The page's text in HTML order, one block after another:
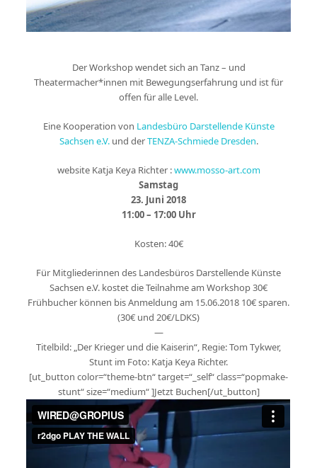
Der Workshop wendet sich an Tanz – und
Theatermacher*innen mit Bewegungserfahrung und ist für
offen für alle Level.
Eine Kooperation von Landesbüro Darstellende Künste
Sachsen e.V.und derTENZA-Schmiede Dresden.
website Katja Keya Richter :www.mosso-art.com
Samstag
23. Juni 2018
11:00 – 17:00 Uhr
Kosten: 40€
Für Mitgliederinnen des Landesbüros Darstellende Künste
Sachsen e.V. kostet die Teilnahme am Workshop 30€
Frühbucher können bis Anmeldung am 15.06.2018 10€ sparen.
(30€ und 20€/LDKS)
—
Titelbild: „Der Krieger und die Kaiserin“, Regie: Tom Tykwer,
Stunt im Foto: Katja Keya Richter.
[ut_button color=“theme-btn“ target=“_self“ class=“popmake-
stunt“ size=“medium“ ]Jetzt Buchen[/ut_button]